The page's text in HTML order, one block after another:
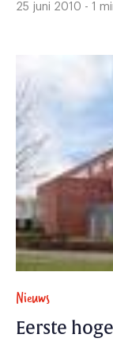
25 juni 2010 - 1
Nieuws
Eerste